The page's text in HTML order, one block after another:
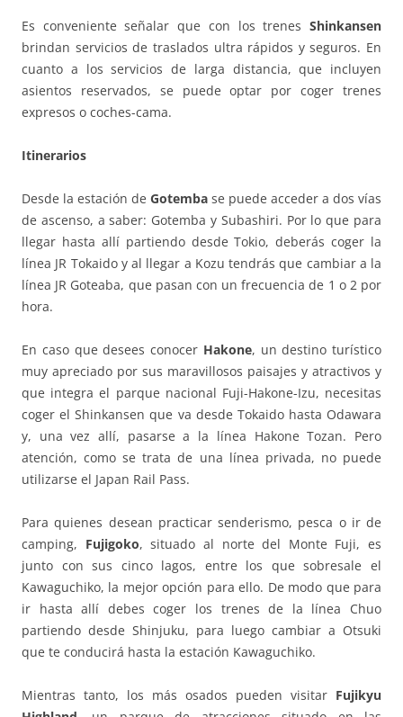
Es conveniente señalar que con los trenes Shinkansen
brindan servicios de traslados ultra rápidos y seguros. En
cuanto a los servicios de larga distancia, que incluyen
asientos reservados, se puede optar por coger trenes
expresos o coches-cama.
Itinerarios
Desde la estación de Gotemba se puede acceder a dos vías
de ascenso, a saber: Gotemba y Subashiri. Por lo que para
llegar hasta allí partiendo desde Tokio, deberás coger la
línea JR Tokaido y al llegar a Kozu tendrás que cambiar a la
línea JR Goteaba, que pasan con un frecuencia de 1 o 2 por
hora.
En caso que desees conocer Hakone, un destino turístico
muy apreciado por sus maravillosos paisajes y atractivos y
que integra el parque nacional Fuji-Hakone-Izu, necesitas
coger el Shinkansen que va desde Tokaido hasta Odawara
y, una vez allí, pasarse a la línea Hakone Tozan. Pero
atención, como se trata de una línea privada, no puede
utilizarse el Japan Rail Pass.
Para quienes desean practicar senderismo, pesca o ir de
camping, Fujigoko, situado al norte del Monte Fuji, es
junto con sus cinco lagos, entre los que sobresale el
Kawaguchiko, la mejor opción para ello. De modo que para
ir hasta allí debes coger los trenes de la línea Chuo
partiendo desde Shinjuku, para luego cambiar a Otsuki
que te conducirá hasta la estación Kawaguchiko.
Mientras tanto, los más osados pueden visitar Fujikyu